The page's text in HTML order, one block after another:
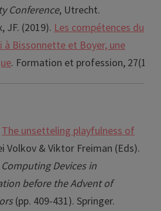
Conference, Utrecht.
JF. (2019). Les compétences du
à Bissonnette et Boyer, une
. Formation et profession, 27(1).
The unsetteling playfulness of
Volkov & Viktor Freiman (Eds).
Devices in
before the Advent of
(pp. 409-431). Springer.